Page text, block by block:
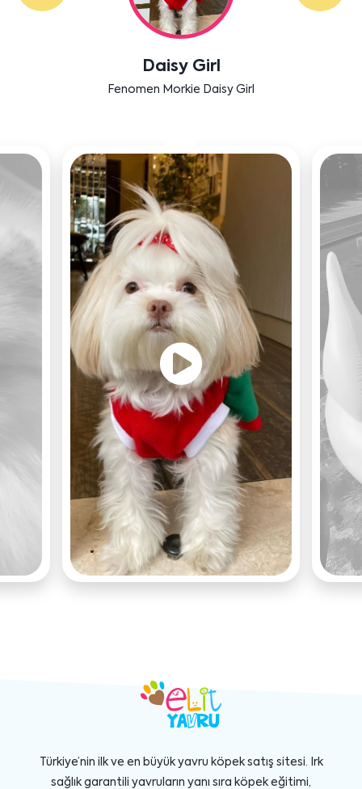
Daisy Girl
Fenomen Morkie Daisy Girl
Türkiye’nin ilk ve en büyük yavru köpek satış sitesi. Irk
sağlık garantili yavruların yanı sıra köpek eğitimi,